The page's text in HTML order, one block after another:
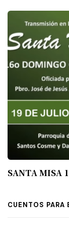
SANTA MISA
CUENTOS PARA